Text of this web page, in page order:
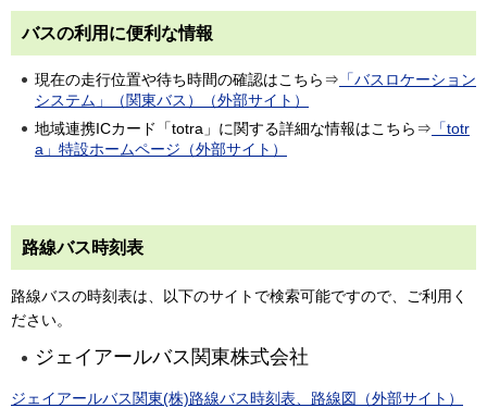
バスの利用に便利な情報
現在の走行位置や待ち時間の確認はこちら⇒ 「バスロケーション
システム」（関東バス）（外部サイト）
地域連携ICカード「totra」に関する詳細な情報はこちら⇒ 「totr
a」特設ホームページ（外部サイト）
路線バス時刻表
路線バスの時刻表は、以下のサイトで検索可能ですので、ご利用く
ださい。
ジェイアールバス関東株式会社
ジェイアールバス関東(株)路線バス時刻表、路線図（外部サイト）